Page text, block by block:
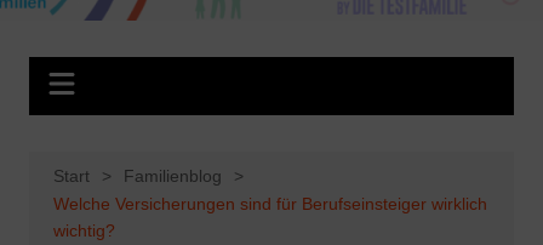
Start
Familienblog
Welche Versicherungen sind für Berufseinsteiger wirklich
wichtig?